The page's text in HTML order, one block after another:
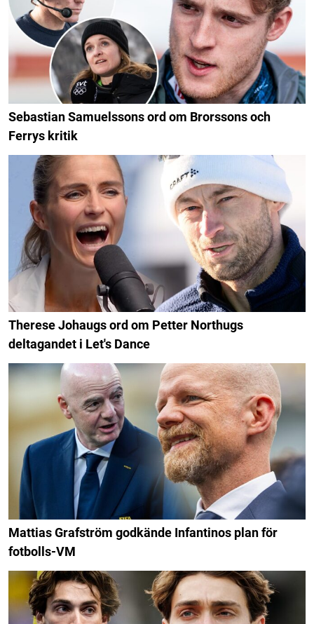
Sebastian Samuelssons ord om Brorssons och
Ferrys kritik
Therese Johaugs ord om Petter Northugs
deltagandet i Let's Dance
Mattias Grafström godkände Infantinos plan för
fotbolls-VM